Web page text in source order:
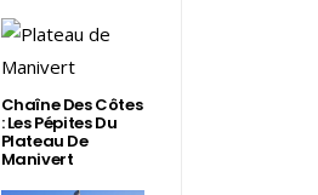
Chaîne Des Côtes
: Les Pépites Du
Plateau De
Manivert